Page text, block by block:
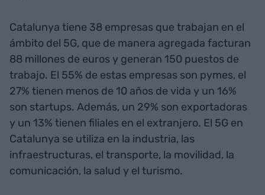
Catalunya tiene 38 empresas que trabajan en el
ámbito del 5G, que de manera agregada facturan
88 millones de euros y generan 150 puestos de
trabajo. El 55% de estas empresas son pymes, el
27% tienen menos de 10 años de vida y un 16%
son startups. Además, un 29% son exportadoras
y un 13% tienen filiales en el extranjero. El 5G en
Catalunya se utiliza en la industria, las
infraestructuras, el transporte, la movilidad, la
comunicación, la salud y el turismo.